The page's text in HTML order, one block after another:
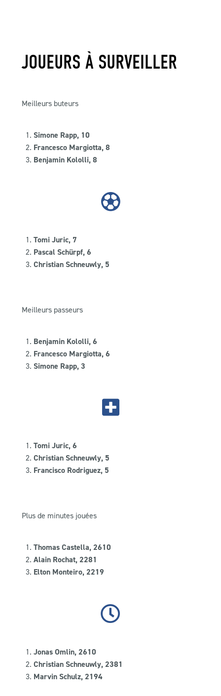
JOUEURS À SURVEILLER
Meilleurs buteurs
Simone Rapp, 10
Francesco Margiotta, 8
Benjamin Kololli, 8
Tomi Juric, 7
Pascal Schürpf, 6
Christian Schneuwly, 5
Meilleurs passeurs
Benjamin Kololli, 6
Francesco Margiotta, 6
Simone Rapp, 3
Tomi Juric, 6
Christian Schneuwly, 5
Francisco Rodriguez, 5
Plus de minutes jouées
Thomas Castella, 2610
Alain Rochat, 2281
Elton Monteiro, 2219
Jonas Omlin, 2610
Christian Schneuwly, 2381
Marvin Schulz, 2194